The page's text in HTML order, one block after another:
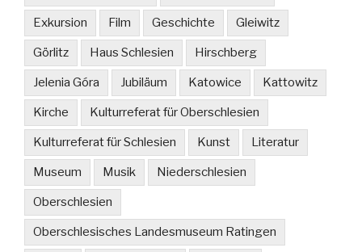
Exkursion Film Geschichte Gleiwitz
Görlitz Haus Schlesien Hirschberg
Jelenia Góra Jubiläum Katowice Kattowitz
Kirche Kulturreferat für Oberschlesien
Kulturreferat für Schlesien Kunst Literatur
Museum Musik Niederschlesien
Oberschlesien
Oberschlesisches Landesmuseum Ratingen